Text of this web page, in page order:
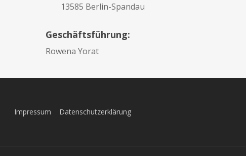
13585 Berlin-Spandau
Geschäftsführung:
Rowena Yorat
Impressum Datenschutzerklärung